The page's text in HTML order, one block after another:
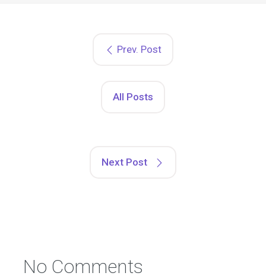
Prev. Post
All Posts
Next Post
No Comments